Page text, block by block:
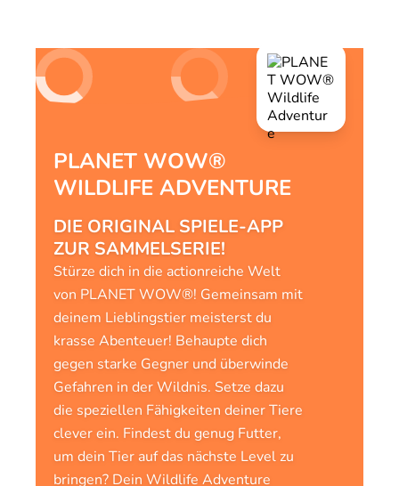
PLANET WOW®
WILDLIFE ADVENTURE
DIE ORIGINAL SPIELE-APP
ZUR SAMMELSERIE!
Stürze dich in die actionreiche Welt
von PLANET WOW®! Gemeinsam mit
deinem Lieblingstier meisterst du
krasse Abenteuer! Behaupte dich
gegen starke Gegner und überwinde
Gefahren in der Wildnis. Setze dazu
die speziellen Fähigkeiten deiner Tiere
clever ein. Findest du genug Futter,
um dein Tier auf das nächste Level zu
bringen? Dein Wildlife Adventure